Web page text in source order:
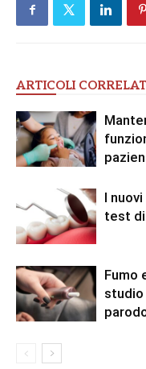
ARTICOLI
I
test
Fumo
studio